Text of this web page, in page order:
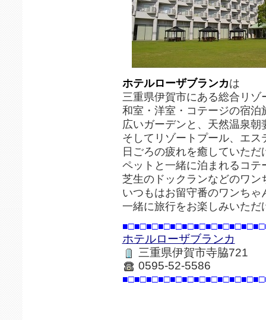
ホテルローザブランカは
三重県伊賀市にある総合リゾ
和室・洋室・コテージの宿泊
広いガーデンと、天然温泉朝
そしてリゾートプール、エ
日ごろの疲れを癒していただ
ペットと一緒に泊まれるコテ
芝生のドックランなどのワ
いつもはお留守番のワンちゃ
一緒に旅行をお楽しみいただ
ホテルローザブランカ
三重県伊賀市寺脇721
0595-52-5586